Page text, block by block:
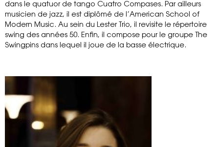
dans le quatuor de tango Cuatro Compases. Par ailleurs
musicien de jazz, il est diplômé de l’American School of
Modern Music. Au sein du Lester Trio, il revisite le répertoire
swing des années 50. Enfin, il compose pour le groupe The
Swingpins dans lequel il joue de la basse électrique.